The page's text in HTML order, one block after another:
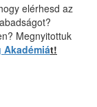
elérhesd az
Megnyitottuk
Akadémiát!